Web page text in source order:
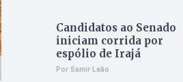
Candidatos ao Senado
iniciam corrida por
espólio de Irajá
Por Samir Leão